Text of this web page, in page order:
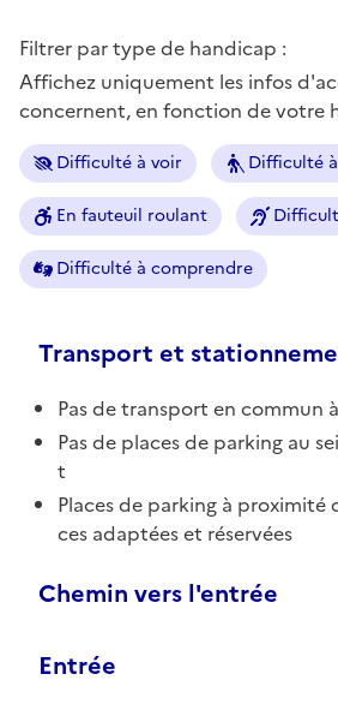
Filtrer par type de handicap :
Affichez uniquement les infos
concernent, en fonction de votre
Difficulté à voir Difficulté
En fauteuil roulant
Difficulté à comprendre
Transport et
Pas de transport en commun
Pas de places de parking au
t
Places de parking à
ces adaptées et réservées
Chemin vers l'entrée
Entrée